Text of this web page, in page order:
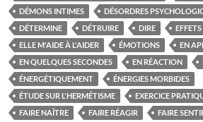
DÉMONS INTIMES DÉSORDRES
DÉTERMINE
DÉTRUIRE DIRE
ELLE M'AIDE À L'AIDER
ÉMOTIONS EN
EN QUELQUES SECONDES
EN RÉACTION
ÉNERGÉTIQUEMENT
ÉNERGIES MORBIDES
ÉTUDE SUR L'HERMÉTISME
EXERCICE
FAIRE NAÎTRE
FAIRE RÉAGIR FAIRE